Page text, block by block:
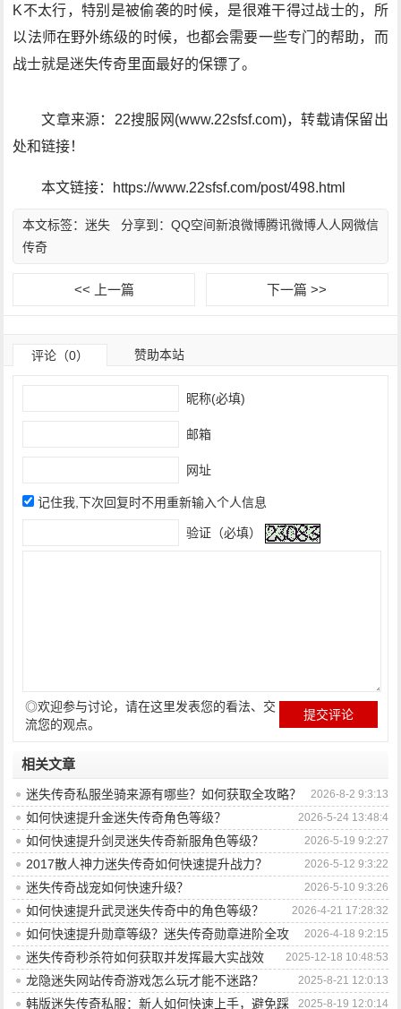
K不太行，特别是被偷袭的时候，是很难干得过战士的，所
以法师在野外练级的时候，也都会需要一些专门的帮助，而
战士就是迷失传奇里面最好的保镖了。
文章来源：22搜服网(www.22sfsf.com)，转载请保留出
处和链接！
本文链接：https://www.22sfsf.com/post/498.html
分享到： QQ空间新浪微博腾讯微博人人网微信
本文标签：迷失
传奇
<< 上一篇 下一篇 >>
评论（0） 赞助本站
昵称(必填)
邮箱
网址
记住我,下次回复时不用重新输入个人信息
验证（必填）
◎欢迎参与讨论，请在这里发表您的看法、交
流您的观点。
相关文章
2026-8-2 9:3:13
迷失传奇私服坐骑来源有哪些？如何获取全攻略？
2026-5-24 13:48:4
如何快速提升金迷失传奇角色等级？
2026-5-19 9:2:27
如何快速提升剑灵迷失传奇新服角色等级？
2026-5-12 9:3:22
2017散人神力迷失传奇如何快速提升战力？
2026-5-10 9:3:26
迷失传奇战宠如何快速升级？
2026-4-21 17:28:32
如何快速提升武灵迷失传奇中的角色等级？
2026-4-18 9:2:15
如何快速提升勋章等级？迷失传奇勋章进阶全攻
略
2025-12-18 10:48:53
迷失传奇秒杀符如何获取并发挥最大实战效
果？
2025-8-21 12:0:13
龙隐迷失网站传奇游戏怎么玩才能不迷路？
2025-8-19 12:0:14
韩版迷失传奇私服：新人如何快速上手，避免踩